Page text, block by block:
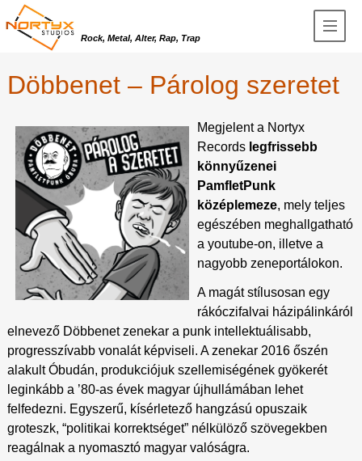
Rock, Metal, Alter, Rap, Trap
Döbbenet – Párolog szeretet
Megjelent a Nortyx
Recordslegfrissebb
könnyűzenei
PamfletPunk
középlemeze, mely teljes
egészében meghallgatható
a youtube-on, illetve a
nagyobb zeneportálokon.
A magát stílusosan egy
rákóczifalvai házipálinkáról
elnevező Döbbenet zenekar a punk intellektuálisabb,
progresszívabb vonalát képviseli. A zenekar 2016 őszén
alakult Óbudán, produkciójuk szellemiségének gyökerét
leginkább a ’80-as évek magyar újhullámában lehet
felfedezni. Egyszerű, kísérletező hangzású opuszaik
groteszk, “politikai korrektséget” nélkülöző szövegekben
reagálnak a nyomasztó magyar valóságra.